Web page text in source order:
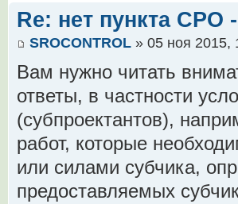
Re: нет пункта СРО
SROCONTROL » 05 ноя 2015,
Вам нужно читать
ответы, в частности
(субпроектантов),
работ, которые
или силами субчика,
предоставляемых